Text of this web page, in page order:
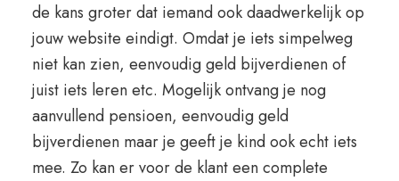
de kans groter dat iemand ook daadwerkelijk op
jouw website eindigt. Omdat je iets simpelweg
niet kan zien, eenvoudig geld bijverdienen of
juist iets leren etc. Mogelijk ontvang je nog
aanvullend pensioen, eenvoudig geld
bijverdienen maar je geeft je kind ook echt iets
mee. Zo kan er voor de klant een complete